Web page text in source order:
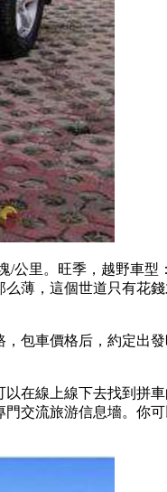
里。旺季，越野車型
薄，這個世道只有花
包車價格后，約定出
在線上線下去找到拼
交流旅游信息墻。你